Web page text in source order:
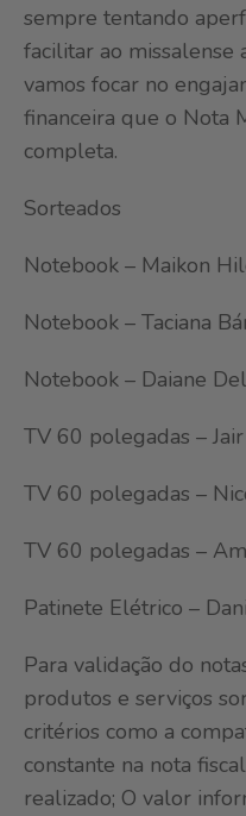
sempre tentando
facilitar ao missalense
vamos focar no
financeira que o Nota
completa.
Sorteados
Notebook – Maikon
Notebook – Taciana
Notebook – Daiane
TV 60 polegadas –
TV 60 polegadas –
TV 60 polegadas –
Patinete Elétrico –
Para validação do
produtos e serviços
critérios como a
constante na nota
realizado; O valor